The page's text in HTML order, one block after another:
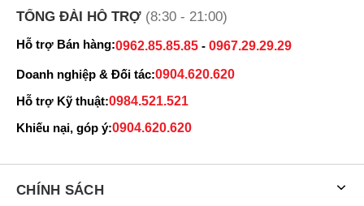
Chip Snapdragon 685 kết nối 4G ổn định
TỔNG ĐÀI HỖ TRỢ (8:30 - 21:00)
Hỗ trợ Bán hàng:0962.85.85.85 - 0967.29.29.29
Doanh nghiệp & Đối tác:0904.620.620
Hỗ trợ Kỹ thuật:0984.521.521
Khiếu nại, góp ý:0904.620.620
CHÍNH SÁCH